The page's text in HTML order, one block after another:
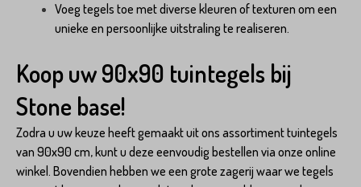
Voeg tegels toe met diverse kleuren of texturen om een
unieke en persoonlijke uitstraling te realiseren.
Koop uw 90x90 tuintegels bij
Stone base!
Zodra u uw keuze heeft gemaakt uit ons assortiment tuintegels
van 90x90 cm, kunt u deze eenvoudig bestellen via onze online
winkel. Bovendien hebben we een grote zagerij waar we tegels